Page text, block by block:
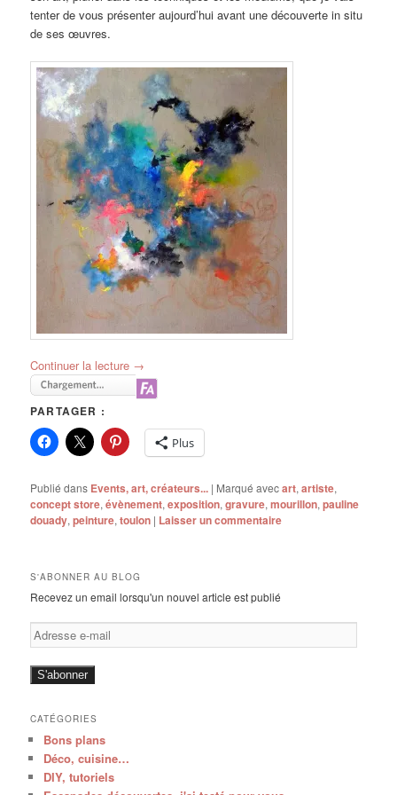
tenter de vous présenter aujourd’hui avant une découverte in situ
de ses œuvres.
Continuer la lecture →
PARTAGER :
Plus
Publié dans Events, art, créateurs... | Marqué avecart,artiste,
concept store,évènement,exposition,gravure,mourillon,pauline
douady,peinture,toulon | Laisser un commentaire
S'ABONNER AU BLOG
Recevez un email lorsqu'un nouvel article est publié
Adresse
e-
mail
S'abonner
CATÉGORIES
Bons plans
Déco, cuisine…
DIY, tutoriels